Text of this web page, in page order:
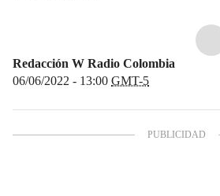
Redacción W Radio Colombia
06/06/2022 - 13:00 GMT-5